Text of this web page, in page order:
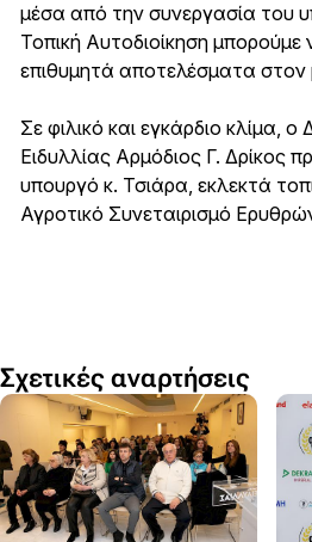
μέσα από την συνεργασία του
Τοπική Αυτοδιοίκηση μπορούμε
επιθυμητά αποτελέσματα στον
Σε φιλικό και εγκάρδιο κλίμα,
Ειδυλλίας Αρμόδιος Γ. Δρίκος
υπουργό κ. Τσιάρα, εκλεκτά
Αγροτικό Συνεταιρισμό
Σχετικές αναρτήσεις